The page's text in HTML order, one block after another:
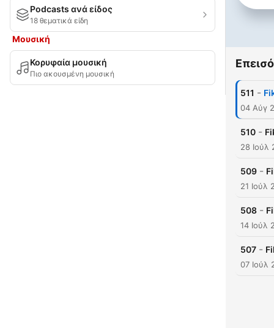
Podcasts ανά είδος
18 θεματικά είδη
Μουσική
Κορυφαία μουσική
Πιο ακουσμένη μουσική
511 -
04 Αύγ
510 -
28 Ιούλ
509 -
21 Ιούλ
508 -
14 Ιούλ
507 -
07 Ιούλ